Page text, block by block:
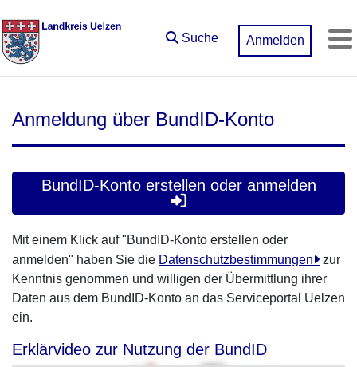
Suche Anmelden
Anmeldung über BundID-Konto
BundID-Konto erstellen oder anmelden
Mit einem Klick auf "BundID-Konto erstellen oder
anmelden" haben Sie die Datenschutzbestimmungen
zur
Kenntnis genommen und willigen der Übermittlung ihrer
Daten aus dem BundID-Konto an das Serviceportal Uelzen
ein.
Erklärvideo zur Nutzung der BundID